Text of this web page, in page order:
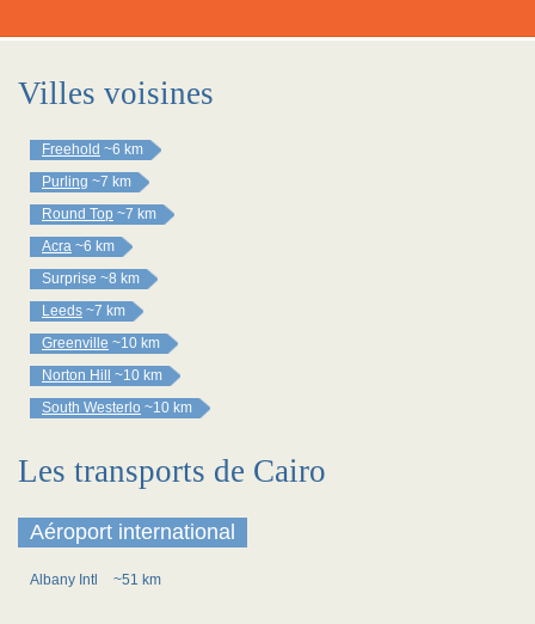
Villes voisines
Freehold ~6 km
Purling ~7 km
Round Top ~7 km
Acra ~6 km
Surprise ~8 km
Leeds ~7 km
Greenville ~10 km
Norton Hill
~10 km
South Westerlo ~10 km
Les transports de Cairo
Aéroport international
Albany Intl ~51 km